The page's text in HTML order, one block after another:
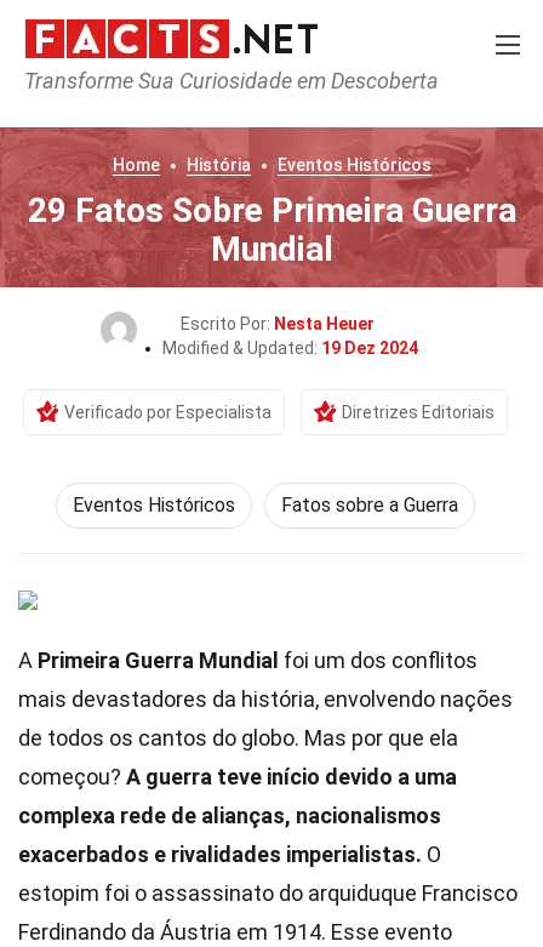
Transforme Sua Curiosidade em Descoberta
Home História Eventos Históricos
29 Fatos Sobre Primeira Guerra
Mundial
Escrito Por: Nesta Heuer
Modified & Updated: 19 Dez 2024
Verificado por Especialista Diretrizes Editoriais
Eventos Históricos Fatos sobre a Guerra
A Primeira Guerra Mundial foi um dos conflitos
mais devastadores da história, envolvendo nações
de todos os cantos do globo. Mas por que ela
começou? A guerra teve início devido a uma
complexa rede de alianças, nacionalismos
exacerbados e rivalidades imperialistas. O
estopim foi o assassinato do arquiduque Francisco
Ferdinando da Áustria em 1914. Esse evento